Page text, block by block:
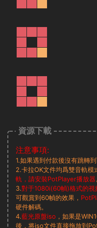
資源下載
注意事項:
1.如果遇到付款後沒有跳轉
2.卡拉OK文件均爲雙音軌模
軌，請安裝PotPlayer播放器
3.對于1080i(60幀)格式的視
可觀賞到60幀的效果，
硬件解碼。
4.藍光原盤iso ，如果是
後，将iso文件直接拖放到